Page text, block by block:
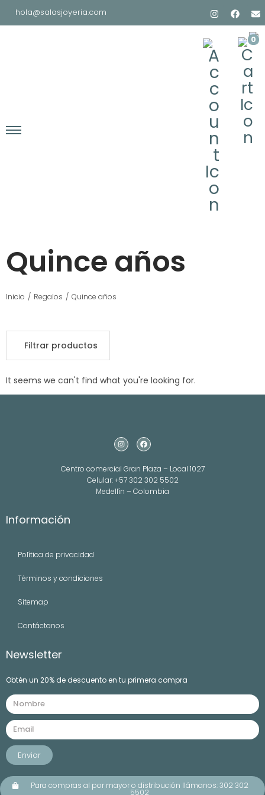
hola@salasjoyeria.com
0
Quince años
Inicio / Regalos / Quince años
Filtrar productos
It seems we can't find what you're looking for.
Centro comercial Gran Plaza – Local 1027
Celular: +57 302 302 5502
Medellín – Colombia
Información
Política de privacidad
Términos y condiciones
Sitemap
Contáctanos
Newsletter
Obtén un 20% de descuento en tu primera compra
Enviar
Para compras al por mayor o distribución llámanos: 302 302
5502